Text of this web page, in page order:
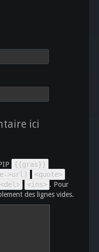
ici
{{gras}}
>url]
<quote>
<del> <ins> . Pour
des lignes vides.